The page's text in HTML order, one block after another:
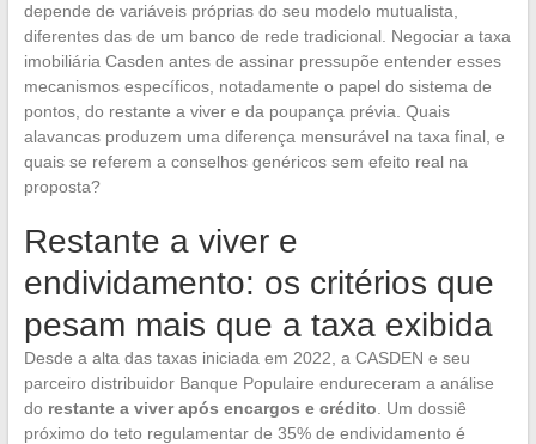
depende de variáveis próprias do seu modelo mutualista,
diferentes das de um banco de rede tradicional. Negociar a taxa
imobiliária Casden antes de assinar pressupõe entender esses
mecanismos específicos, notadamente o papel do sistema de
pontos, do restante a viver e da poupança prévia. Quais
alavancas produzem uma diferença mensurável na taxa final, e
quais se referem a conselhos genéricos sem efeito real na
proposta?
Restante a viver e
endividamento: os critérios que
pesam mais que a taxa exibida
Desde a alta das taxas iniciada em 2022, a CASDEN e seu
parceiro distribuidor Banque Populaire endureceram a análise
do restante a viver após encargos e crédito . Um dossiê
próximo do teto regulamentar de 35% de endividamento é